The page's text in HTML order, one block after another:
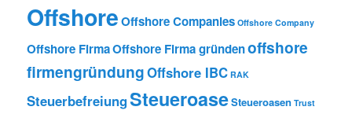
OffshoreOffshore Companies Offshore Company
Offshore FirmaOffshore Firma gründenoffshore
firmengründungOffshore IBC RAK
SteuerbefreiungSteueroaseSteueroasen Trust